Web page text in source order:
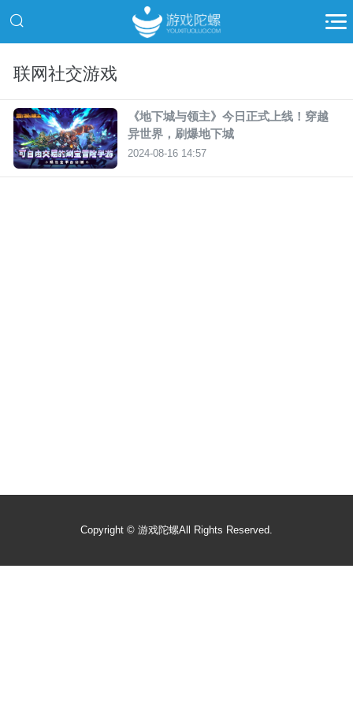
联网社交游戏
《地下城与领主》今日正式上线！穿越
异世界，刷爆地下城
2024-08-16 14:57
Copyright © 游戏陀螺All Rights Reserved.